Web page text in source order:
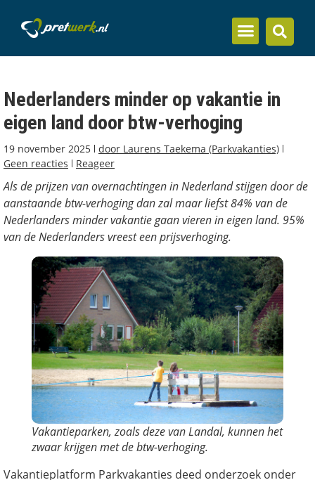
Nederlanders minder op vakantie in
eigen land door btw-verhoging
19 november 2025 door Laurens Taekema (Parkvakanties)
Geen reacties
Reageer
Als de prijzen van overnachtingen in Nederland stijgen door de
aanstaande btw-verhoging dan zal maar liefst 84% van de
Nederlanders minder vakantie gaan vieren in eigen land. 95%
van de Nederlanders vreest een prijsverhoging.
Vakantieparken, zoals deze van Landal, kunnen het
zwaar krijgen met de btw-verhoging.
Vakantieplatform Parkvakanties deed onderzoek onder